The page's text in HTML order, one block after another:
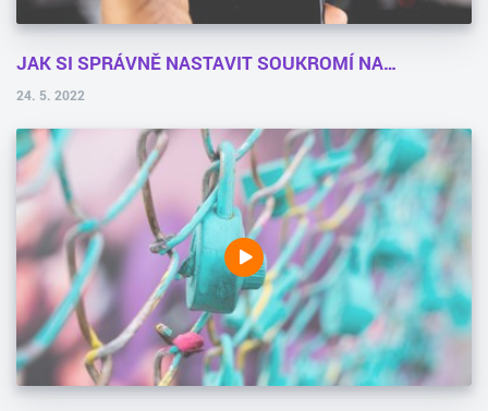
JAK SI SPRÁVNĚ NASTAVIT SOUKROMÍ NA…
24. 5. 2022